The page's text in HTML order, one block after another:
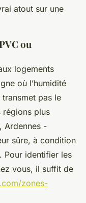
atout sur une
ou
logements
où l’humidité
pas le
régions plus
Ardennes -
sûre, à condition
Pour identifier les
vous, il suffit de
zones-